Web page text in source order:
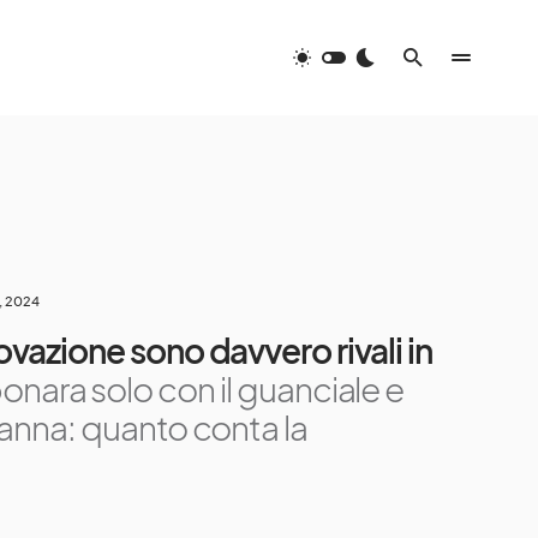
2024
sono davvero rivali in
solo con il guanciale e
quanto conta la